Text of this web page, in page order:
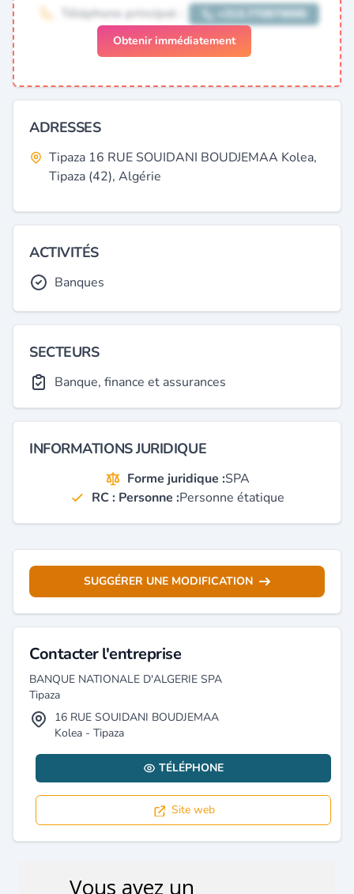
Obtenir immédiatement
ADRESSES
Tipaza 16 RUE SOUIDANI BOUDJEMAA Kolea,
Tipaza (42), Algérie
ACTIVITÉS
Banques
SECTEURS
Banque, finance et assurances
INFORMATIONS JURIDIQUE
Forme juridique :SPA
RC : Personne :Personne étatique
SUGGÉRER UNE MODIFICATION
Contacter l'entreprise
BANQUE NATIONALE D'ALGERIE SPA
Tipaza
16 RUE SOUIDANI BOUDJEMAA
Kolea - Tipaza
TÉLÉPHONE
Site web